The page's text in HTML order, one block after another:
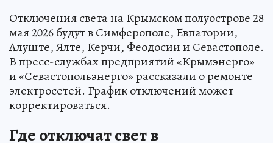
Отключения света на Крымском полуострове 28
мая 2026 будут в Симферополе, Евпатории,
Алуште, Ялте, Керчи, Феодосии и Севастополе.
В пресс-службах предприятий «Крымэнерго»
и «Севастопольэнерго» рассказали о ремонте
электросетей. График отключений может
корректироваться.
Где отключат свет в